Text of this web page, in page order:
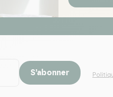
S’abonner